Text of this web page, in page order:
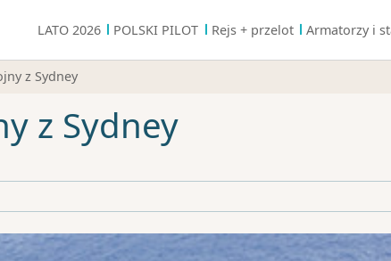
LATO 2026 POLSKI PILOT Rejs + przelot Armatorzy i
z Sydney
z Sydney